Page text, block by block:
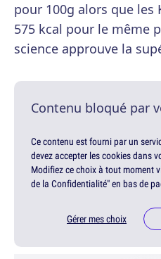
pour 100g alors que les
575 kcal pour le même
science approuve la
Contenu bloqué par
Ce contenu est fourni par un
devez accepter les cookies dans
Modifiez ce choix à tout moment
de la Confidentialité" en bas de
Gérer mes choix